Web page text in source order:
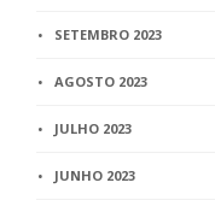
SETEMBRO 2023
AGOSTO 2023
JULHO 2023
JUNHO 2023